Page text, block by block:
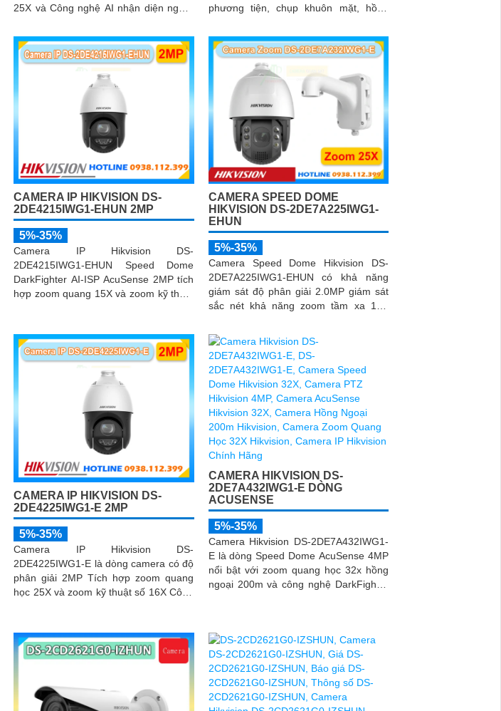
25X và Công nghệ AI nhận diện người
mặt lên đến 5 khuôn mặt cùng 1 thời
điểm
phương tiện, chụp khuôn mặt, hồng
đêm vượt trội cho hệ thống giám sát
chuyên nghiệp
CAMERA IP HIKVISION DS-
2DE4215IWG1-EHUN 2MP
5%-35%
Camera IP Hikvision DS-
2DE4215IWG1-EHUN Speed Dome
DarkFighter AI-ISP AcuSense 2MP tích
hợp zoom quang 15X và zoom kỹ thuật
CAMERA SPEED DOME
HIKVISION DS-2DE7A225IWG1-
EHUN
5%-35%
Camera Speed Dome Hikvision DS-
2DE7A225IWG1-EHUN có khả năng
giám sát độ phân giải 2.0MP giám sát
sắc nét khả năng zoom tầm xa 15X
CAMERA IP HIKVISION DS-
2DE4225IWG1-E 2MP
5%-35%
Camera IP Hikvision DS-
2DE4225IWG1-E là dòng camera có độ
phân giải 2MP Tích hợp zoom quang
học 25X và zoom kỹ thuật số 16X Công
người và phương tiện, chụp tối đa 5
khuôn mặt đồng thời
CAMERA HIKVISION DS-
2DE7A432IWG1-E DÒNG
ACUSENSE
5%-35%
Camera Hikvision DS-2DE7A432IWG1-
E là dòng Speed Dome AcuSense 4MP
nổi bật với zoom quang học 32x hồng
ngoại 200m và công nghệ DarkFighter